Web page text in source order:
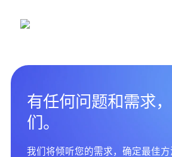
有任何问题和需求
们。
我们将倾听您的需求，确定最佳